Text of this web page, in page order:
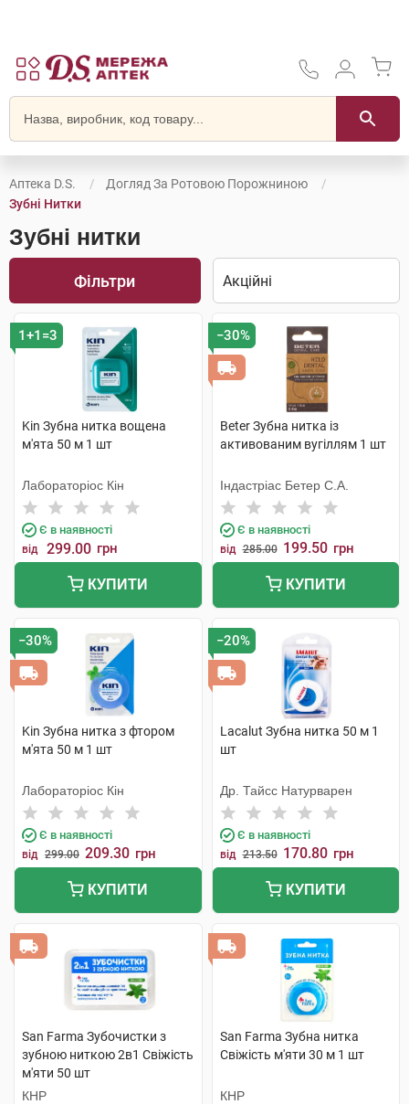
Аптека D.S.
Догляд За Ротовою Порожниною
Зубні Нитки
Зубні нитки
Фільтри
1+1=3
Kin Зубна нитка вощена
м'ята 50 м 1 шт
Лабораторіос Кін
Є в наявності
від 299.00 грн
КУПИТИ
−30%
Beter Зубна нитка із
активованим вугіллям 1 шт
Індастріас Бетер С.А.
Є в наявності
від 285.00 199.50 грн
КУПИТИ
−30%
Kin Зубна нитка з фтором
м'ята 50 м 1 шт
Лабораторіос Кін
Є в наявності
від 299.00 209.30 грн
КУПИТИ
−20%
Lacalut Зубна нитка 50 м 1
шт
Др. Тайсс Натурварен
Є в наявності
від 213.50 170.80 грн
КУПИТИ
San Farma Зубочистки з
зубною ниткою 2в1 Свіжість
м'яти 50 шт
КНР
San Farma Зубна нитка
Свіжість м'яти 30 м 1 шт
КНР